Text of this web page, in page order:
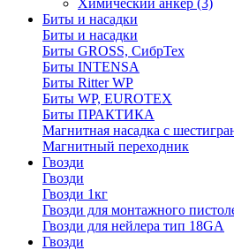
Химический анкер (3)
Биты и насадки
Биты и насадки
Биты GROSS, СибрТех
Биты INTENSA
Биты Ritter WP
Биты WP, EUROTEX
Биты ПРАКТИКА
Магнитная насадка с
Магнитный переходник
Гвозди
Гвозди
Гвозди 1кг
Гвозди для монтажного
Гвозди для нейлера тип 18GA
Гвозди